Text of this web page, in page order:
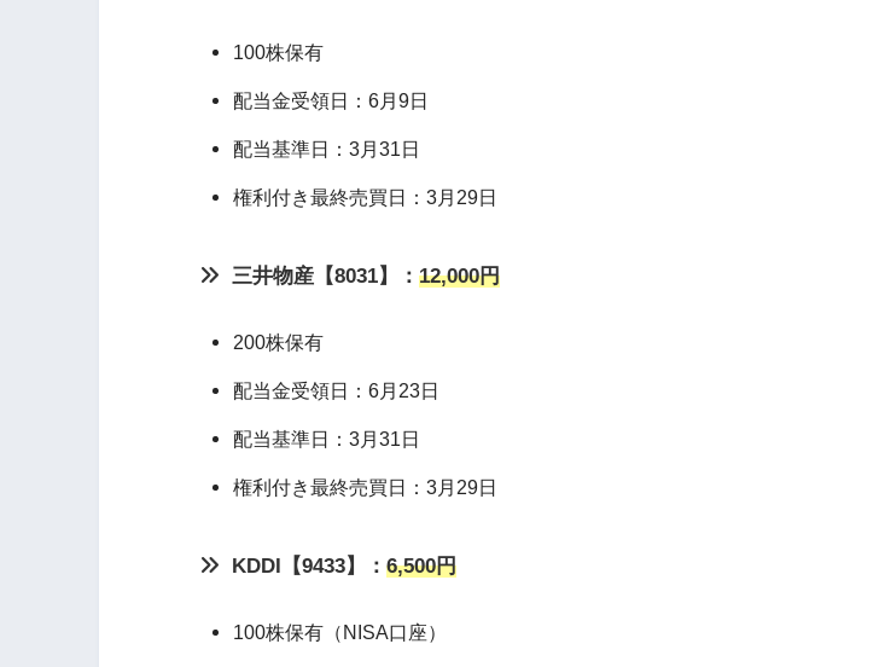
100株保有
配当金受領日：6月9日
配当基準日：3月31日
権利付き最終売買日：3月29日
三井物産【8031】：12,000円
200株保有
配当金受領日：6月23日
配当基準日：3月31日
権利付き最終売買日：3月29日
KDDI【9433】：6,500円
100株保有（NISA口座）